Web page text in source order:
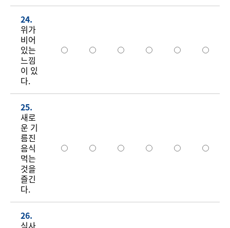
24.
위가
비어
있는
느낌
이 있
다.
25.
새로
운 기
름진
음식
먹는
것을
즐긴
다.
26.